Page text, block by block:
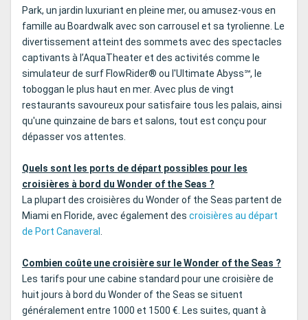
Park, un jardin luxuriant en pleine mer, ou amusez-vous en
famille au Boardwalk avec son carrousel et sa tyrolienne. Le
divertissement atteint des sommets avec des spectacles
captivants à l’AquaTheater et des activités comme le
simulateur de surf FlowRider® ou l'Ultimate Abyss℠, le
toboggan le plus haut en mer. Avec plus de vingt
restaurants savoureux pour satisfaire tous les palais, ainsi
qu'une quinzaine de bars et salons, tout est conçu pour
dépasser vos attentes.
Quels sont les ports de départ possibles pour les
croisières à bord du Wonder of the Seas ?
La plupart des croisières du Wonder of the Seas partent de
Miami en Floride, avec également des croisières au départ
de Port Canaveral.
Combien coûte une croisière sur le Wonder of the Seas ?
Les tarifs pour une cabine standard pour une croisière de
huit jours à bord du Wonder of the Seas se situent
généralement entre 1000 et 1500 €. Les suites, quant à